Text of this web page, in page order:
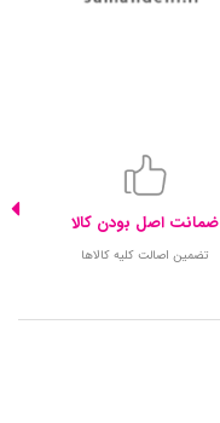
ضمانت اصل بودن کالا
تضمین اصالت کلیه کالاها